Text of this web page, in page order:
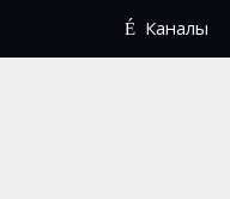
Каналы